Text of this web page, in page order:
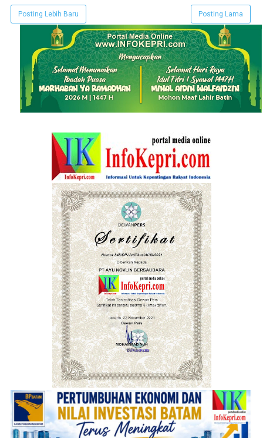
Posting Lebih Baru Posting Lama